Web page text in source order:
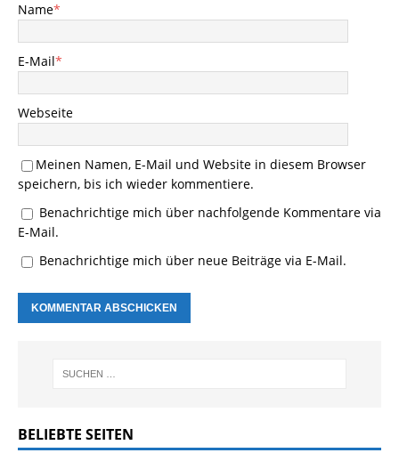
Name*
E-Mail*
Webseite
Meinen Namen, E-Mail und Website in diesem Browser
speichern, bis ich wieder kommentiere.
Benachrichtige mich über nachfolgende Kommentare via
E-Mail.
Benachrichtige mich über neue Beiträge via E-Mail.
BELIEBTE SEITEN